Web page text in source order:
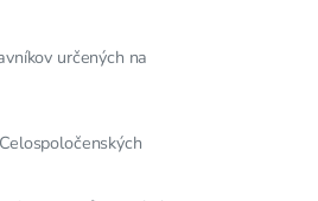
určených na